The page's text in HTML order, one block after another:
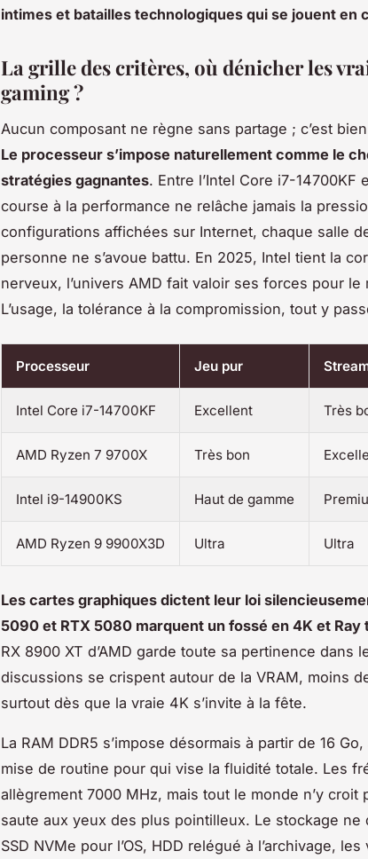
intimes et batailles technologiques qui se jouent en
La grille des critères, où dénicher les
gaming ?
Aucun composant ne règne sans partage ; c’est
Le processeur s’impose naturellement comme le
stratégies gagnantes. Entre l’Intel Core i7-14700KF
course à la performance ne relâche jamais la
configurations affichées sur Internet, chaque salle
personne ne s’avoue battu. En 2025, Intel tient la
nerveux, l’univers AMD fait valoir ses forces pour
L’usage, la tolérance à la compromission, tout y
Processeur Jeu pur
Intel Core i7-14700KF Excellent Très
AMD Ryzen 7 9700X Très bon
Intel i9-14900KS Haut de gamme
AMD Ryzen 9 9900X3D Ultra Ultra
Les cartes graphiques dictent leur loi
5090 et RTX 5080 marquent un fossé en 4K et Ray
RX 8900 XT d’AMD garde toute sa pertinence dans
discussions se crispent autour de la VRAM, moins
surtout dès que la vraie 4K s’invite à la fête.
La RAM DDR5 s’impose désormais à partir de 16
mise de routine pour qui vise la fluidité totale. Les
allègrement 7000 MHz, mais tout le monde n’y croit
saute aux yeux des plus pointilleux. Le stockage ne
SSD NVMe pour l’OS, HDD relégué à l’archivage,